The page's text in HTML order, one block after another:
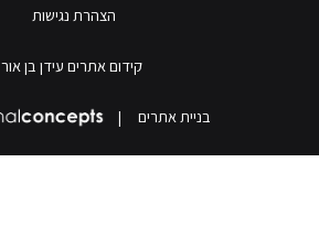
הצהרת נגישות
קידום אתרים עידן בן אור
בניית אתרים |